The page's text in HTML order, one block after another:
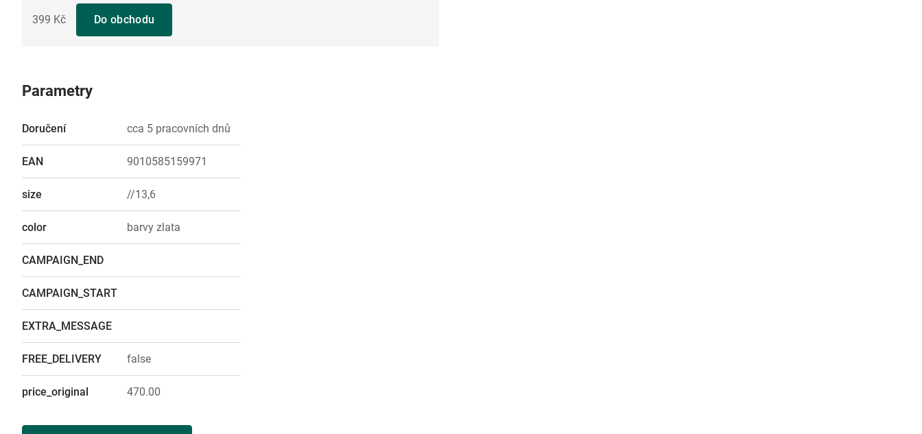
399 Kč Do obchodu
Parametry
Doručení cca 5 pracovních dnů
EAN 9010585159971
size //13,6
color barvy zlata
CAMPAIGN_END
CAMPAIGN_START
EXTRA_MESSAGE
FREE_DELIVERY false
price_original 470.00